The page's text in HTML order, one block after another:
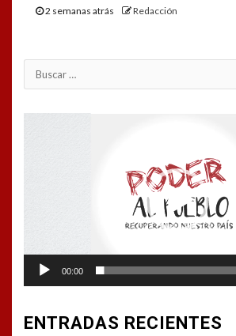
2 semanas atrás Redacción
Buscar:
00:00
ENTRADAS RECIENTES